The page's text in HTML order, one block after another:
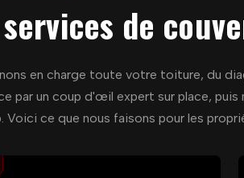
de
en charge toute votre toiture, du
par un coup d'œil expert sur place,
Voici ce que nous faisons pour les